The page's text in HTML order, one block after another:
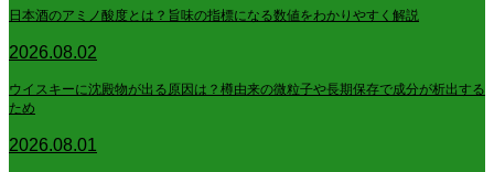
日本酒のアミノ酸度とは？旨味の指標になる数値をわかりやすく解説
2026.08.02
ウイスキーに沈殿物が出る原因は？樽由来の微粒子や長期保存で成分が析出する
ため
2026.08.01